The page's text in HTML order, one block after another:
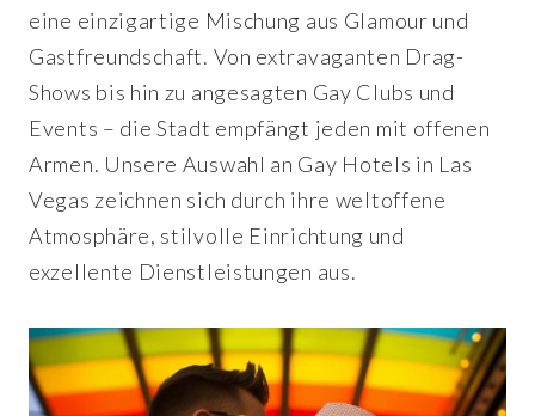
eine einzigartige Mischung aus Glamour und
Gastfreundschaft. Von extravaganten Drag-
Shows bis hin zu angesagten Gay Clubs und
Events – die Stadt empfängt jeden mit offenen
Armen. Unsere Auswahl an Gay Hotels in Las
Vegas zeichnen sich durch ihre weltoffene
Atmosphäre, stilvolle Einrichtung und
exzellente Dienstleistungen aus.